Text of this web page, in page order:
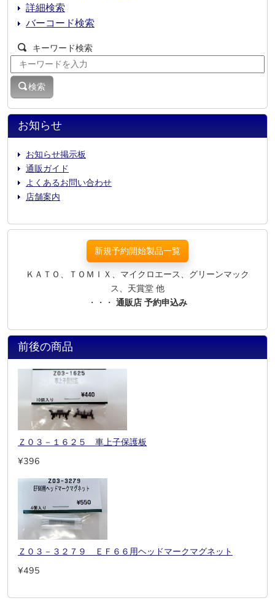
お知らせ
お知らせ掲示板
通販ガイド
よくあるお問い合わせ
店舗案内
詳細検索
バーコード検索
キーワード検索
検索
新規予約開始製品一覧
ＫＡＴＯ、ＴＯＭＩＸ、マイクロエース、グリーンマック
ス、天賞堂 他
・・・ 通販店 予約申込み
前後の商品
Ｚ０３－１６２５ 車上子保護板
¥396
Ｚ０３－３２７９ ＥＦ６６用ヘッドマークマグネット
¥495